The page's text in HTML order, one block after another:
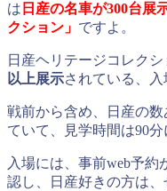
は 日産の名車が300台展
クション 」 ですよ。
日産ヘリテージコレクシ
以上展示されている、入
戦前から含め、日産の
ていて、見学時間は90分
入場には、事前web予
認し、日産好きの方は、